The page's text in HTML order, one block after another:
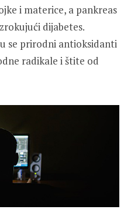
i materice, a pankreas
dijabetes.
se prirodni antioksidanti
radikale i štite od